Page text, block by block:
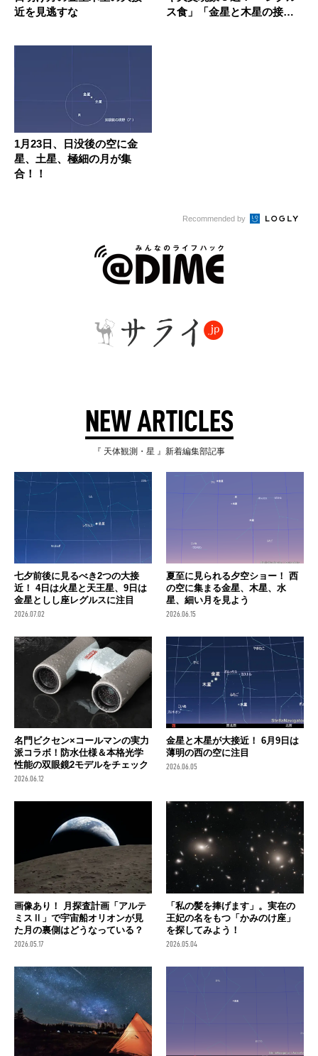
近を見逃すな
ス食」「金星と木星の接
1月23日、日没後の空に金
星、土星、極細の月が集
合！！
Recommended by
NEW ARTICLES
『 天体観測・星 』新着編集部記事
七夕前後に見るべき2つの大接
近！ 4日は火星と天王星、9日は
金星としし座レグルスに注目
2026.07.02
夏至に見られる夕空ショー！ 西
の空に集まる金星、木星、水
星、細い月を見よう
2026.06.15
名門ビクセン×コールマンの実力
派コラボ！防水仕様＆本格光学
性能の双眼鏡2モデルをチェック
2026.06.12
金星と木星が大接近！ 6月9日は
薄明の西の空に注目
2026.06.05
画像あり！ 月探査計画「アルテ
ミスⅡ」で宇宙船オリオンが見
た月の裏側はどうなっている？
2026.05.17
「私の髪を捧げます」。実在の
王妃の名をもつ「かみのけ座」
を探してみよう！
2026.05.04